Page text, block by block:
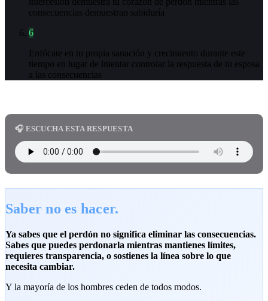
consecuencias demuestran sabiduría
6
Enfócate en tu propia sanación y crecimiento durante este
tiempo en lugar de intentar controlar la respuesta de tu esposa
a las consecuencias
🎧 ESCUCHA ESTA RESPUESTA
Saber no es hacer.
Ya sabes que el perdón no significa eliminar las consecuencias.
Sabes que puedes perdonarla mientras mantienes límites,
requieres transparencia, o sostienes la línea sobre lo que
necesita cambiar.
Y la mayoría de los hombres ceden de todos modos.